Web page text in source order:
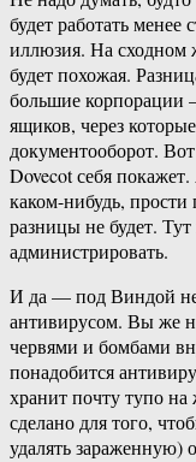
будет работать
иллюзия. На сходном
будет похожая.
большие корпорации
ящиков, через
документооборот.
Dovecot себя
каком-нибудь,
разницы не будет.
администрировать.
И да — под Виндой
антивирусом. Вы же
червями и бомбами
понадобится
хранит почту тупо
сделано для того,
удалять